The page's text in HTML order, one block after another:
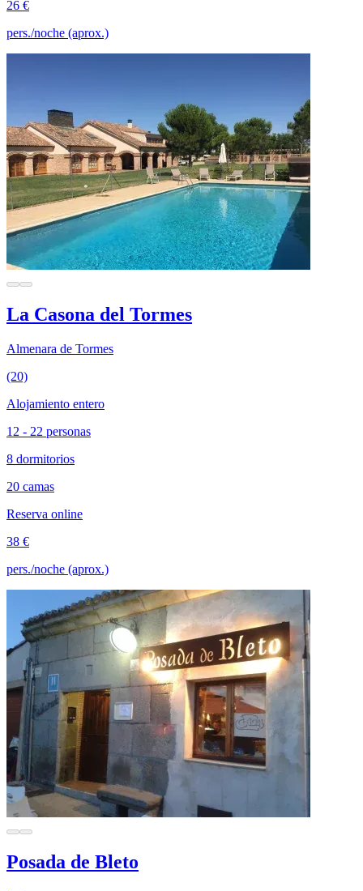
26 €
pers./noche (aprox.)
La Casona del Tormes
Almenara de Tormes
(20)
Alojamiento entero
12 - 22 personas
8 dormitorios
20 camas
Reserva online
38 €
pers./noche (aprox.)
Posada de Bleto